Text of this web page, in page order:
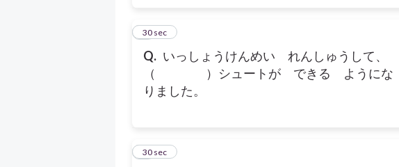
Q. いっしょうけんめい れんしゅうして、
（ ）シュートが できる ようにな
りました。
5
30 sec
6
30 sec